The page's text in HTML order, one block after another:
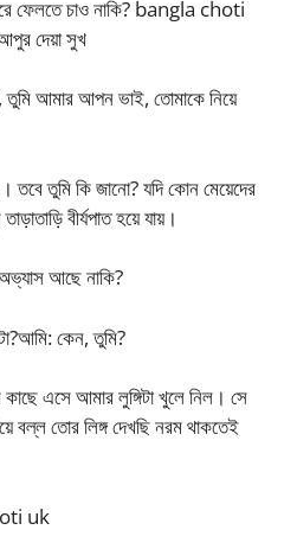
ফেলতে চাও নাকি? bangla choti
দেয়া সুখ
আমার আপন ভাই, তোমাকে নিয়ে
তুমি কি জানো? যদি কোন মেয়েদের
বীর্যপাত হয়ে যায়।
আছে নাকি?
কেন, তুমি?
এসে আমার লুঙ্গিটা খুলে নিল। সে
বল্ল তোর লিঙ্গ দেখছি নরম থাকতেই
uk